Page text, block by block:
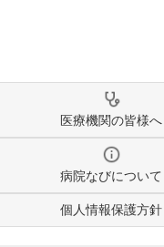
医療機関の皆様へ
病院なびについて
個人情報保護方針